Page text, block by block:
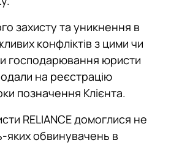
захисту та уникнення в
конфліктів з цими чи
господарювання юристи
на реєстрацію
позначення Клієнта.
RELIANCE домоглися не
яких обвинувачень в